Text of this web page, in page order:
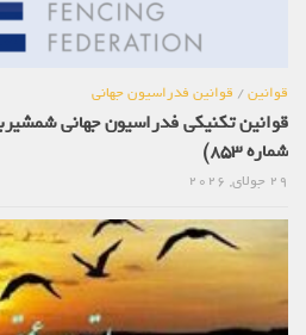
قوانین/قوانین فدراسیون جهانی
شماره 853)